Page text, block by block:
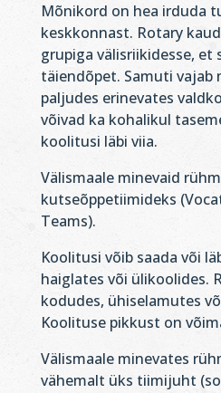
Mõnikord on hea irduda
keskkonnast. Rotary
grupiga välisriikidesse, et
täiendõpet. Samuti vajab
paljudes erinevates
võivad ka kohalikul
koolitusi läbi viia.
Välismaale minevaid
kutseõppetiimideks
Teams).
Koolitusi võib saada või
haiglates või ülikoolides.
kodudes, ühiselamutes
Koolituse pikkust on
Välismaale minevates
vähemalt üks tiimijuht